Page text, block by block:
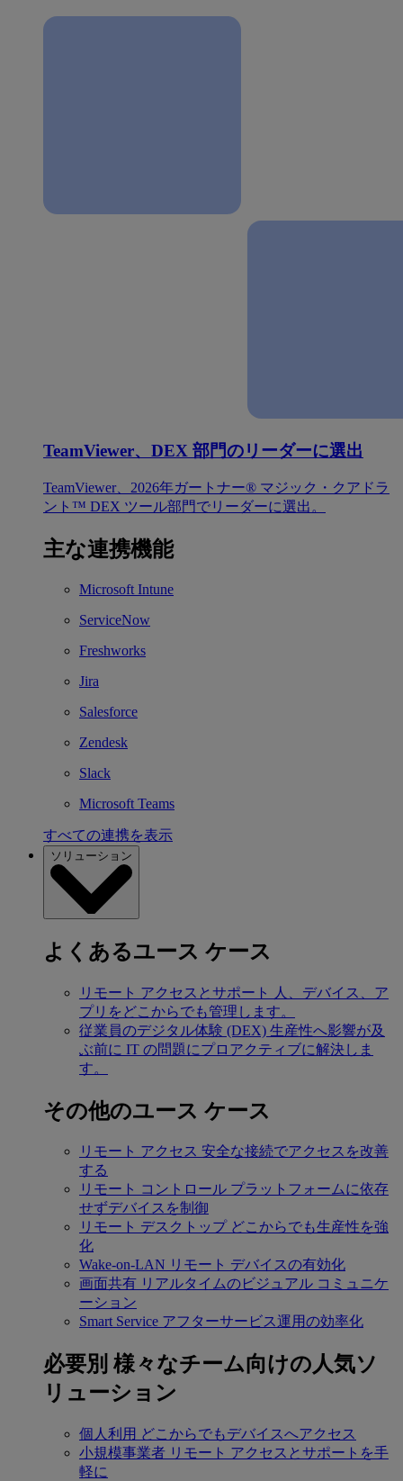
TeamViewer、DEX 部門のリーダーに選出
TeamViewer、2026年ガートナー® マジック・クアドラ
ント™ DEX ツール部門でリーダーに選出。
主な連携機能
Microsoft Intune
ServiceNow
Freshworks
Jira
Salesforce
Zendesk
Slack
Microsoft Teams
すべての連携を表示
ソリューション
よくあるユース ケース
リモート アクセスとサポート
人、デバイス、ア
プリをどこからでも管理します。
従業員のデジタル体験 (DEX) 生産性へ影響が及
ぶ前に IT の問題にプロアクティブに解決しま
す。
その他のユース ケース
リモート アクセス 安全な接続でアクセスを改善
する
リモート コントロール プラットフォームに依存
せずデバイスを制御
リモート デスクトップ どこからでも生産性を強
化
Wake-on-LAN リモート デバイスの有効化
画面共有 リアルタイムのビジュアル コミュニケ
ーション
Smart Service アフターサービス運用の効率化
必要別 様々なチーム向けの人気ソ
リューション
個人利用 どこからでもデバイスへアクセス
小規模事業者 リモート アクセスとサポートを手
軽に